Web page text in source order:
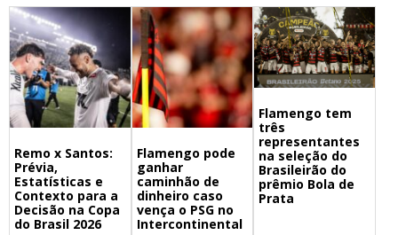
Remo x Santos:
Prévia,
Estatísticas e
Contexto para a
Decisão na Copa
do Brasil 2026
Flamengo pode
ganhar
caminhão de
dinheiro caso
vença o PSG no
Intercontinental
Flamengo tem
três
representantes
na seleção do
Brasileirão do
prêmio Bola de
Prata